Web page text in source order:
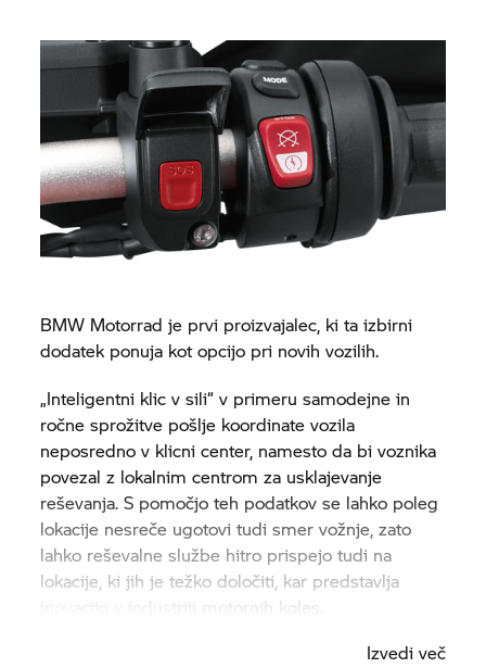
BMW Motorrad je prvi proizvajalec, ki ta izbirni
dodatek ponuja kot opcijo pri novih vozilih.
„Inteligentni klic v sili“ v primeru samodejne in
ročne sprožitve pošlje koordinate vozila
neposredno v klicni center, namesto da bi voznika
povezal z lokalnim centrom za usklajevanje
reševanja. S pomočjo teh podatkov se lahko poleg
lokacije nesreče ugotovi tudi smer vožnje, zato
lahko reševalne službe hitro prispejo tudi na
lokacije, ki jih je težko določiti, kar predstavlja
inovacijo v industriji motornih koles.
Ko klicni center prejme informacijo, poskušaIzvedi več